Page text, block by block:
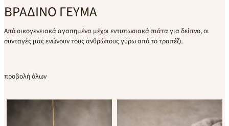
ΒΡΑΔΙΝΟ ΓΕΥΜΑ
Από οικογενειακά αγαπημένα μέχρι εντυπωσιακά πιάτα για δείπνο, οι
συνταγές μας ενώνουν τους ανθρώπους γύρω από το τραπέζι.
προβολή όλων